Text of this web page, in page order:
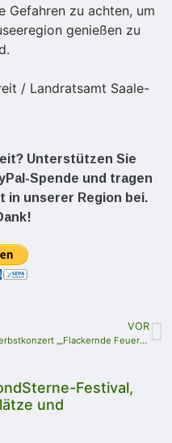
Gefahren zu achten, um
genießen zu
/ Landratsamt Saale-
Unterstützen Sie
Spende und tragen
in unserer Region bei.
VOR
Herbstkonzert „„Flackernde Feuer“ mit dem WeimarerEnsemble „SAMMANT“
Festival,
und